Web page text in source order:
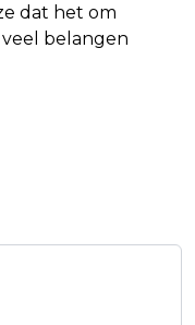
dat het om
belangen